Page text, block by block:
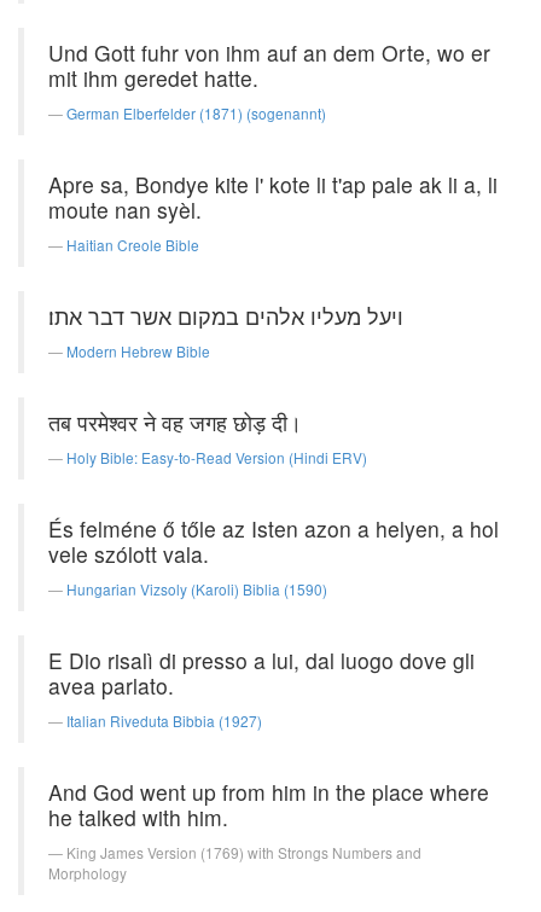
Und Gott fuhr von ihm auf an dem Orte, wo er
mit ihm geredet hatte.
German Elberfelder (1871) (sogenannt)
Apre sa, Bondye kite l' kote li t'ap pale ak li a, li
moute nan syèl.
Haitian Creole Bible
ויעל מעליו אלהים במקום אשר דבר אתו׃
Modern Hebrew Bible
तब परमेश्वर ने वह जगह छोड़ दी।
Holy Bible: Easy-to-Read Version (Hindi ERV)
És felméne ő tőle az Isten azon a helyen, a hol
vele szólott vala.
Hungarian Vizsoly (Karoli) Biblia (1590)
E Dio risalì di presso a lui, dal luogo dove gli
avea parlato.
Italian Riveduta Bibbia (1927)
And God went up from him in the place where
he talked with him.
King James Version (1769) with Strongs Numbers and
Morphology